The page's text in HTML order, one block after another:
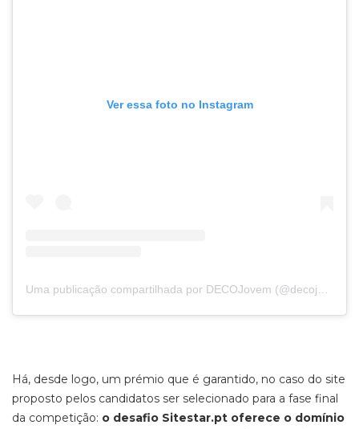
Ver essa foto no Instagram
Uma publicação compartilhada por DECOJovem (@decojovem)
Há, desde logo, um prémio que é garantido, no caso do site
proposto pelos candidatos ser selecionado para a fase final
da competição: o desafio Sitestar.pt oferece o domínio